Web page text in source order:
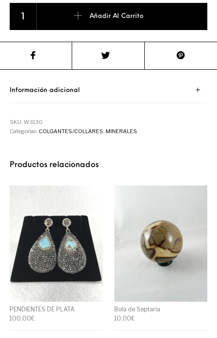
Añadir Al Carrito
Información adicional
SKU:W3130
Categorías: COLGANTES/COLLARES, MINERALES
Productos relacionados
PENDIENTES DE PLATA
100,00€
Bola de Septaria
10,00€